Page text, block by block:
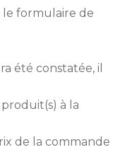
le formulaire de
été constatée, il
à la
de la commande